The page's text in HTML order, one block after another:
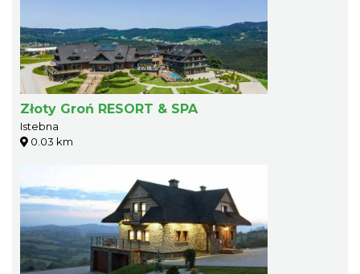
Złoty Groń RESORT & SPA
Istebna
0.03 km